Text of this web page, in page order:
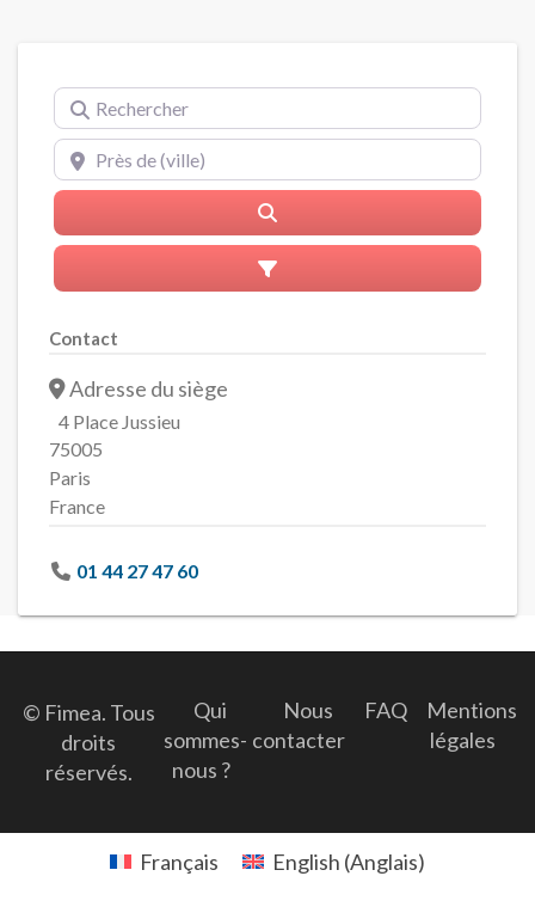
Rechercher
Près de (ville)
Advanced Filters
Contact
Adresse du siège
4 Place Jussieu
75005
Paris
France
01 44 27 47 60
© Fimea. Tous
droits
réservés.
Qui
sommes-
nous ?
Nous
contacter
FAQ
Mentions
légales
Français English (Anglais)